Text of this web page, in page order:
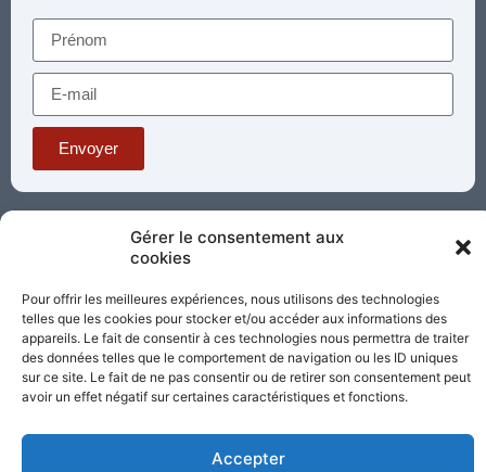
Gérer le consentement aux
cookies
Pour offrir les meilleures expériences, nous utilisons des technologies
telles que les cookies pour stocker et/ou accéder aux informations des
appareils. Le fait de consentir à ces technologies nous permettra de traiter
des données telles que le comportement de navigation ou les ID uniques
sur ce site. Le fait de ne pas consentir ou de retirer son consentement peut
avoir un effet négatif sur certaines caractéristiques et fonctions.
Accepter
Envoyer
standard@sacrecoeur-paray.org
Nos
partenaires
Mentions
légales